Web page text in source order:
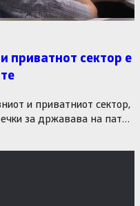
приватнот сектор е
и приватниот сектор,
за државава на патот